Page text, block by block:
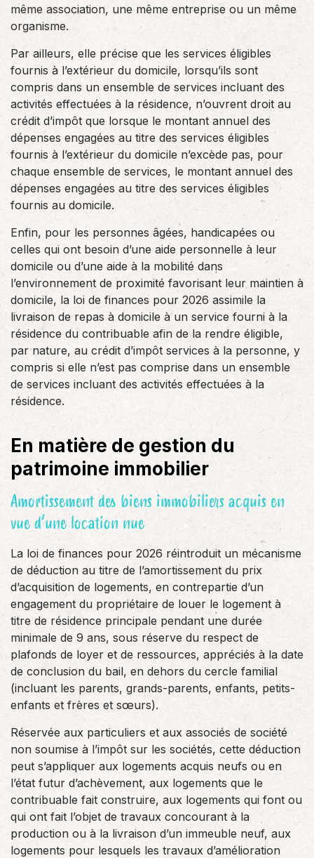
même association, une même entreprise ou un même
organisme.
Par ailleurs, elle précise que les services éligibles
fournis à l’extérieur du domicile, lorsqu’ils sont
compris dans un ensemble de services incluant des
activités effectuées à la résidence, n’ouvrent droit au
crédit d’impôt que lorsque le montant annuel des
dépenses engagées au titre des services éligibles
fournis à l’extérieur du domicile n’excède pas, pour
chaque ensemble de services, le montant annuel des
dépenses engagées au titre des services éligibles
fournis au domicile.
Enfin, pour les personnes âgées, handicapées ou
celles qui ont besoin d’une aide personnelle à leur
domicile ou d’une aide à la mobilité dans
l’environnement de proximité favorisant leur maintien à
domicile, la loi de finances pour 2026 assimile la
livraison de repas à domicile à un service fourni à la
résidence du contribuable afin de la rendre éligible,
par nature, au crédit d’impôt services à la personne, y
compris si elle n’est pas comprise dans un ensemble
de services incluant des activités effectuées à la
résidence.
En matière de gestion du
patrimoine immobilier
Amortissement des biens immobiliers acquis en
vue d’une location nue
La loi de finances pour 2026 réintroduit un mécanisme
de déduction au titre de l’amortissement du prix
d’acquisition de logements, en contrepartie d’un
engagement du propriétaire de louer le logement à
titre de résidence principale pendant une durée
minimale de 9 ans, sous réserve du respect de
plafonds de loyer et de ressources, appréciés à la date
de conclusion du bail, en dehors du cercle familial
(incluant les parents, grands-parents, enfants, petits-
enfants et frères et sœurs).
Réservée aux particuliers et aux associés de société
non soumise à l’impôt sur les sociétés, cette déduction
peut s’appliquer aux logements acquis neufs ou en
l’état futur d’achèvement, aux logements que le
contribuable fait construire, aux logements qui font ou
qui ont fait l’objet de travaux concourant à la
production ou à la livraison d’un immeuble neuf, aux
logements pour lesquels les travaux d’amélioration